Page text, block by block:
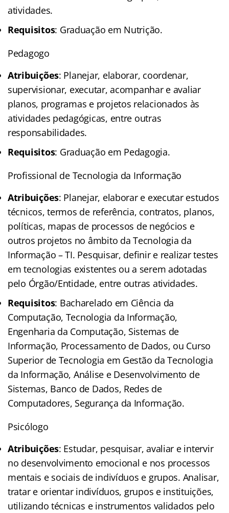
atividades.
Requisitos: Graduação em Nutrição.
Pedagogo
Atribuições: Planejar, elaborar, coordenar,
supervisionar, executar, acompanhar e avaliar
planos, programas e projetos relacionados às
atividades pedagógicas, entre outras
responsabilidades.
Requisitos: Graduação em Pedagogia.
Profissional de Tecnologia da Informação
Atribuições: Planejar, elaborar e executar estudos
técnicos, termos de referência, contratos, planos,
políticas, mapas de processos de negócios e
outros projetos no âmbito da Tecnologia da
Informação – TI. Pesquisar, definir e realizar testes
em tecnologias existentes ou a serem adotadas
pelo Órgão/Entidade, entre outras atividades.
Requisitos: Bacharelado em Ciência da
Computação, Tecnologia da Informação,
Engenharia da Computação, Sistemas de
Informação, Processamento de Dados, ou Curso
Superior de Tecnologia em Gestão da Tecnologia
da Informação, Análise e Desenvolvimento de
Sistemas, Banco de Dados, Redes de
Computadores, Segurança da Informação.
Psicólogo
Atribuições: Estudar, pesquisar, avaliar e intervir
no desenvolvimento emocional e nos processos
mentais e sociais de indivíduos e grupos. Analisar,
tratar e orientar indivíduos, grupos e instituições,
utilizando técnicas e instrumentos validados pelo